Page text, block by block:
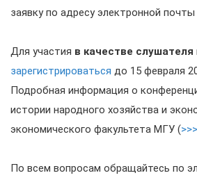
заявку по адресу электронной почты
Для участия в качестве слушателя
зарегистрироваться до 15 февраля
Подробная информация о
истории народного хозяйства и
экономического факультета МГУ (
По всем вопросам обращайтесь по